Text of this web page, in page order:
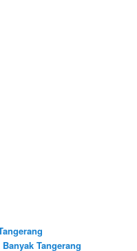
Tangerang